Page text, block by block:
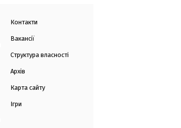
Контакти
Вакансії
Структура власності
Архів
Карта сайту
Ігри